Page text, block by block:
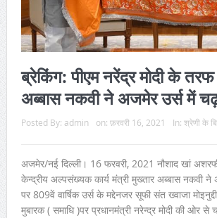
ब्रेकिंग: पीएम नरेंद्र मोदी के
अब्बास नकवी ने अजमेर उर्स में
Posted By: admin on: फ़रवरी 16, 2021 In: श्रेणी के
अजमेर/नई दिल्ली। 16 फरवरी, 2021 नौशाद खां
केन्द्रीय अल्पसंख्यक कार्य मंत्री मुख्तार अब्बास नकवी
पर 809वें वार्षिक उर्स के मद्देनजर सूफी संत ख्वाजा
मुबारक ( समाधि )पर प्रधानमंत्री नरेन्द्र मोदी की ओर